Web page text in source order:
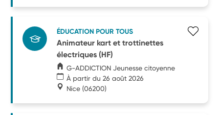
ÉDUCATION POUR TOUS
Animateur kart et trottinettes
électriques (HF)
G-ADDICTION Jeunesse citoyenne
À partir du 26 août 2026
Nice (06200)